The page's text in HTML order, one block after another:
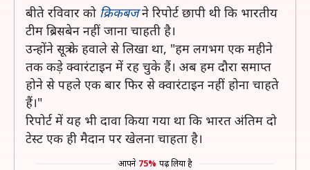
बीते रविवार को क्रिकबजने रिपोर्ट छापी थी कि भारतीय
टीम ब्रिसबेन नहीं जाना चाहती है।
उन्होंने सूत्र के हवाले से लिखा था, "हम लगभग एक महीने
तक कड़े क्वारंटाइन में रह चुके हैं। अब हम दौरा समाप्त
होने से पहले एक बार फिर से क्वारंटाइन नहीं होना चाहते
हैं।"
रिपोर्ट में यह भी दावा किया गया था कि भारत अंतिम दो
टेस्ट एक ही मैदान पर खेलना चाहता है।
आपने 75% पढ़ लिया है